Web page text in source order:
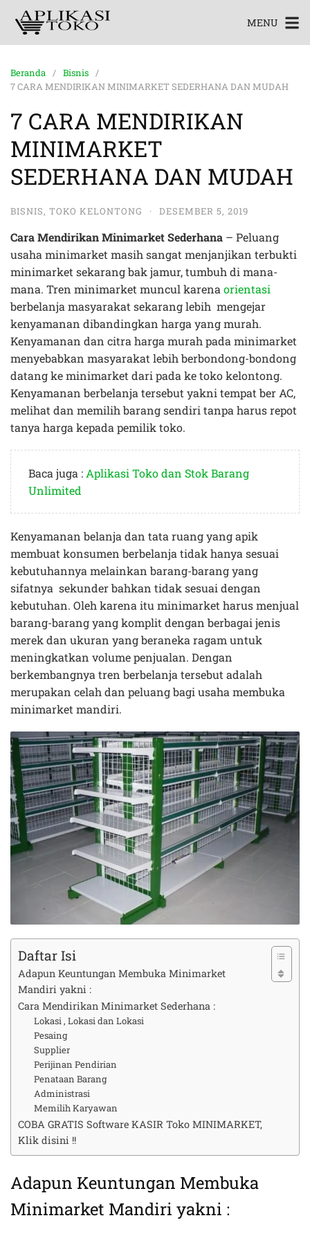
MENU
Beranda
Bisnis
7 CARA MENDIRIKAN MINIMARKET SEDERHANA DAN MUDAH
7 CARA MENDIRIKAN
MINIMARKET
SEDERHANA DAN MUDAH
BISNIS, TOKO KELONTONG · DESEMBER 5, 2019
Cara Mendirikan Minimarket Sederhana – Peluang
usaha minimarket masih sangat menjanjikan terbukti
minimarket sekarang bak jamur, tumbuh di mana-
mana. Tren minimarket muncul karena orientasi
berbelanja masyarakat sekarang lebih mengejar
kenyamanan dibandingkan harga yang murah.
Kenyamanan dan citra harga murah pada minimarket
menyebabkan masyarakat lebih berbondong-bondong
datang ke minimarket dari pada ke toko kelontong.
Kenyamanan berbelanja tersebut yakni tempat ber AC,
melihat dan memilih barang sendiri tanpa harus repot
tanya harga kepada pemilik toko.
Baca juga : Aplikasi Toko dan Stok Barang
Unlimited
Kenyamanan belanja dan tata ruang yang apik
membuat konsumen berbelanja tidak hanya sesuai
kebutuhannya melainkan barang-barang yang
sifatnya sekunder bahkan tidak sesuai dengan
kebutuhan. Oleh karena itu minimarket harus menjual
barang-barang yang komplit dengan berbagai jenis
merek dan ukuran yang beraneka ragam untuk
meningkatkan volume penjualan. Dengan
berkembangnya tren berbelanja tersebut adalah
merupakan celah dan peluang bagi usaha membuka
minimarket mandiri.
Daftar Isi
Adapun Keuntungan Membuka Minimarket
Mandiri yakni :
Cara Mendirikan Minimarket Sederhana :
Lokasi , Lokasi dan Lokasi
Pesaing
Supplier
Perijinan Pendirian
Penataan Barang
Administrasi
Memilih Karyawan
COBA GRATIS Software KASIR Toko MINIMARKET,
Klik disini !!
Adapun Keuntungan Membuka
Minimarket Mandiri yakni :